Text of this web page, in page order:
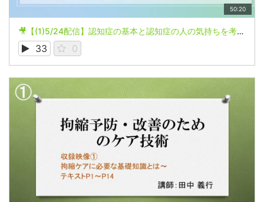
50:20
🎥【(1)5/24配信】認知症の基本と認知症の人の気持ちを考える講座
33 0